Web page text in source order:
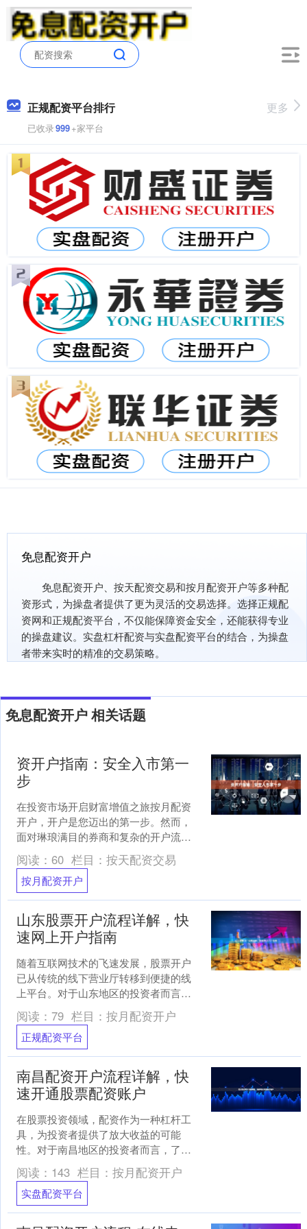
正规配资平台排行
已收录999+家平台
更多
免息配资开户
免息配资开户、按天配资交易和按月配资开户等多种配
资形式，为操盘者提供了更为灵活的交易选择。选择正规配
资网和正规配资平台，不仅能保障资金安全，还能获得专业
的操盘建议。实盘杠杆配资与实盘配资平台的结合，为操盘
者带来实时的精准的交易策略。
免息配资开户 相关话题
资开户指南：安全入市第一
步
在投资市场开启财富增值之旅按月配资
开户，开户是您迈出的第一步。然而，
面对琳琅满目的券商和复杂的开户流
程，许多新手投资者往往感到迷茫。本
文为您提供一份详尽的资开户....
阅读： 60 栏目： 按天配资交易
按月配资开户
山东股票开户流程详解，快
速网上开户指南
随着互联网技术的飞速发展，股票开户
已从传统的线下营业厅转移到便捷的线
上平台。对于山东地区的投资者而言，
掌握正确的网上开户流程不仅能节省时
间，还能更高效地开启投资....
阅读： 79 栏目： 按月配资开户
正规配资平台
南昌配资开户流程详解，快
速开通股票配资账户
在股票投资领域，配资作为一种杠杆工
具，为投资者提供了放大收益的可能
性。对于南昌地区的投资者而言，了解
正规、安全的配资开户流程至关重要。
本文将详细解析南昌地区股票....
阅读： 143 栏目： 按月配资开户
实盘配资平台